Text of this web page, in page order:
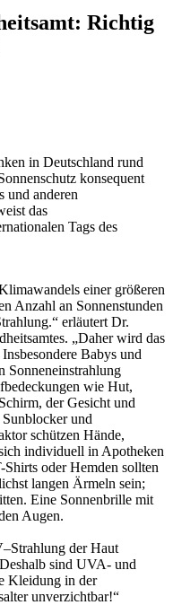
Richtig
in Deutschland rund
konsequent
und anderen
das
Tags des
einer größeren
Anzahl an Sonnenstunden
erläutert Dr.
„Daher wird das
Babys und
Sonneneinstrahlung
wie Hut,
der Gesicht und
und
schützen Hände,
individuell in Apotheken
Shirts oder Hemden sollten
langen Ärmeln sein;
Eine Sonnenbrille mit
Augen.
der Haut
sind UVA- und
Kleidung in der
unverzichtbar!“